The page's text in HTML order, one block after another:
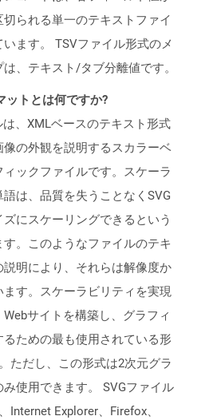
切られる単一のテキストファイ
ます。 TSVファイル形式のメ
、テキスト/タブ分離値です。
ットとは何ですか?
は、XMLベースのテキスト形式
像の外観を説明するスカラーベ
ィックファイルです。スケーラ
は、品質を失うことなくSVG
ズにスケーリングできるという
。このようなファイルのテキ
説明により、それらは解像度か
ます。スケーラビリティを実現
サイトを構築し、グラフィ
るための最も使用されている形
ただし、この形式は2次元グラ
み使用できます。 SVGファイル
Internet Explorer、Firefox、